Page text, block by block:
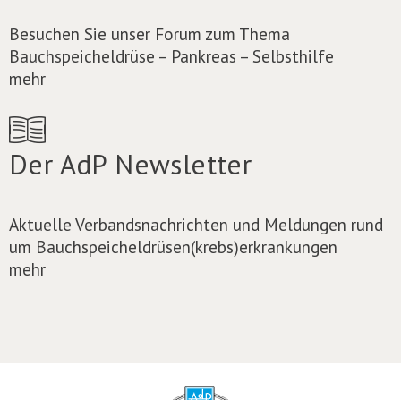
Besuchen Sie unser Forum zum Thema
Bauchspeicheldrüse – Pankreas – Selbsthilfe
mehr
Der AdP Newsletter
Aktuelle Verbandsnachrichten und Meldungen rund
um Bauchspeicheldrüsen(krebs)erkrankungen
mehr